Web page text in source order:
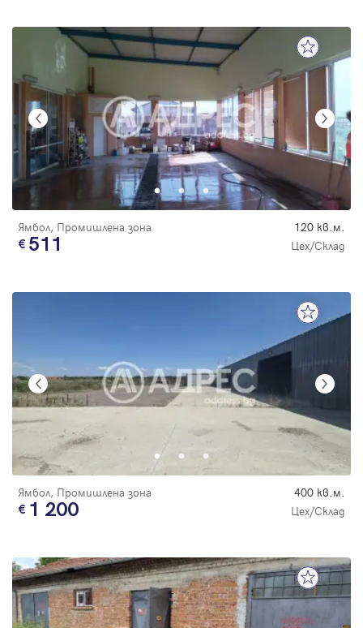
Ямбол, Промишлена зона 120 кв.м.
511 Цех/Склад
Ямбол, Промишлена зона 400 кв.м.
1 200 Цех/Склад